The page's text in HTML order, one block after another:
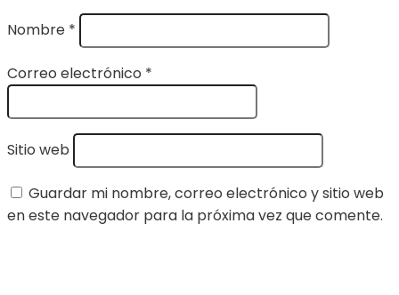
Nombre *
Correo electrónico *
Sitio web
Guardar mi nombre, correo electrónico y sitio web
en este navegador para la próxima vez que comente.